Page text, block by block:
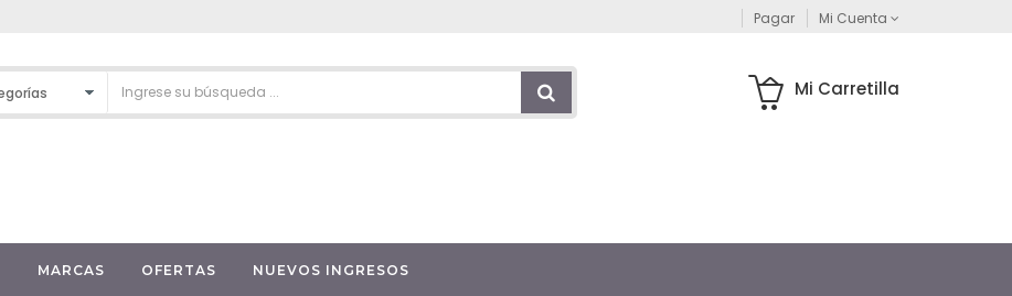
Pagar Mi Cuenta
Mi Carretilla
MARCAS OFERTAS NUEVOS INGRESOS